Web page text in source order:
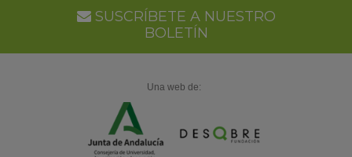
SUSCRÍBETE A NUESTRO
BOLETÍN
Una web de: